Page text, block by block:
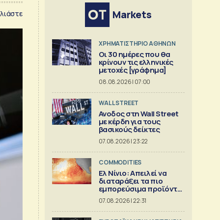
Markets
XΡΗΜΑΤΙΣΤΗΡΙΟ ΑΘΗΝΩΝ
Οι 30 ημέρες που θα
κρίνουν τις ελληνικές
μετοχές [γράφημα]
08.08.2026 | 07:00
WALL STREET
Ανοδος στη Wall Street
με κέρδη για τους
βασικούς δείκτες
07.08.2026 | 23:22
COMMODITIES
Ελ Νίνιο: Απειλεί να
διαταράξει τα πιο
εμπορεύσιμα προϊόντα
στον κόσμο
07.08.2026 | 22:31